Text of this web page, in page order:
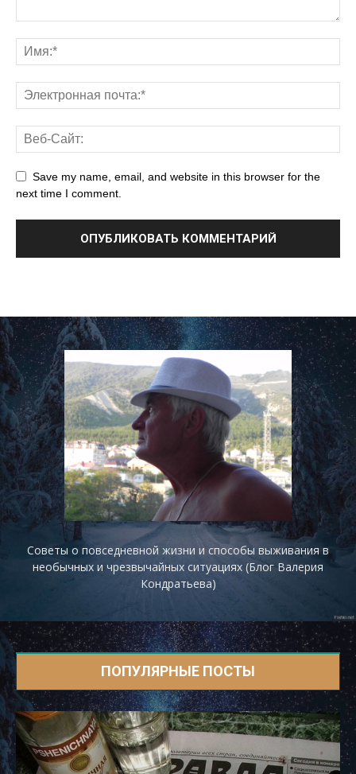
Save my name, email, and website in this browser for the
next time I comment.
Советы о повседневной жизни и способы выживания в
необычных и чрезвычайных ситуациях (Блог Валерия
Кондратьева)
ПОПУЛЯРНЫЕ ПОСТЫ